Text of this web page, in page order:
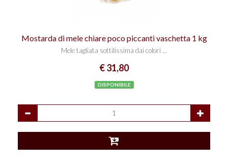
Mostarda di mele chiare poco piccanti vaschetta 1 kg
Mele tagliata sottilissima dai colori ...
€ 31,80
DISPONIBILE